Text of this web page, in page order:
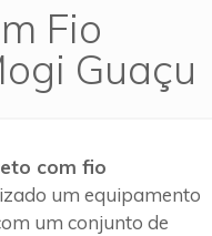
Fio
Guaçu
com fio
um equipamento
um conjunto de